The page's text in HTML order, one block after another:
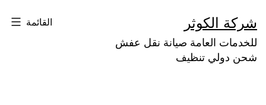
إلى
المحتوى
شركة الكوثر
للخدمات العامة صيانة نقل عفش
شحن دولي تنظيف
القائمة